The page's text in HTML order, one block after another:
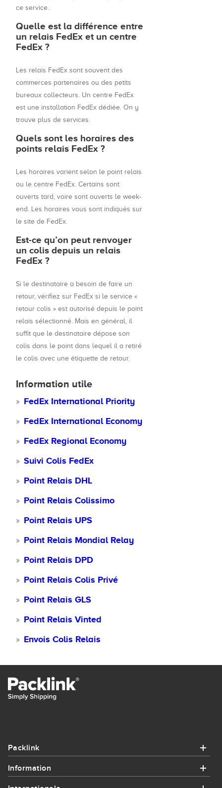
ce service.
Quelle est la différence entre
un relais FedEx et un centre
FedEx ?
Les relais FedEx sont souvent des
commerces partenaires ou des petits
bureaux collecteurs. Un centre FedEx
est une installation FedEx dédiée. On y
trouve plus de services.
Quels sont les horaires des
points relais FedEx ?
Les horaires varient selon le point relais
ou le centre FedEx. Certains sont
ouverts tard, voire sont ouverts le week-
end. Les horaires vous sont indiqués sur
le site de FedEx.
Est-ce qu’on peut renvoyer
un colis depuis un relais
FedEx ?
Si le destinataire a besoin de faire un
retour, vérifiez sur FedEx si le service «
retour colis » est autorisé depuis le point
relais sélectionné. Mais en général, il
suffit que le destinataire dépose son
colis dans le point dans lequel il a retiré
le colis avec une étiquette de retour.
Information utile
FedEx International Priority
FedEx International Economy
FedEx Regional Economy
Suivi Colis FedEx
Point Relais DHL
Point Relais Colissimo
Point Relais UPS
Point Relais Mondial Relay
Point Relais DPD
Point Relais Colis Privé
Point Relais GLS
Point Relais Vinted
Envois Colis Relais
Packlink
Packlink
Information